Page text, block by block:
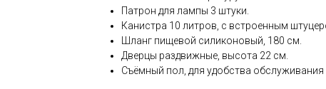
Патрон для лампы 3 штуки.
Канистра 10 литров, с встроенным
Шланг пищевой силиконовый, 180 см.
Дверцы раздвижные, высота 22 см.
Съёмный пол, для удобства обслуживания